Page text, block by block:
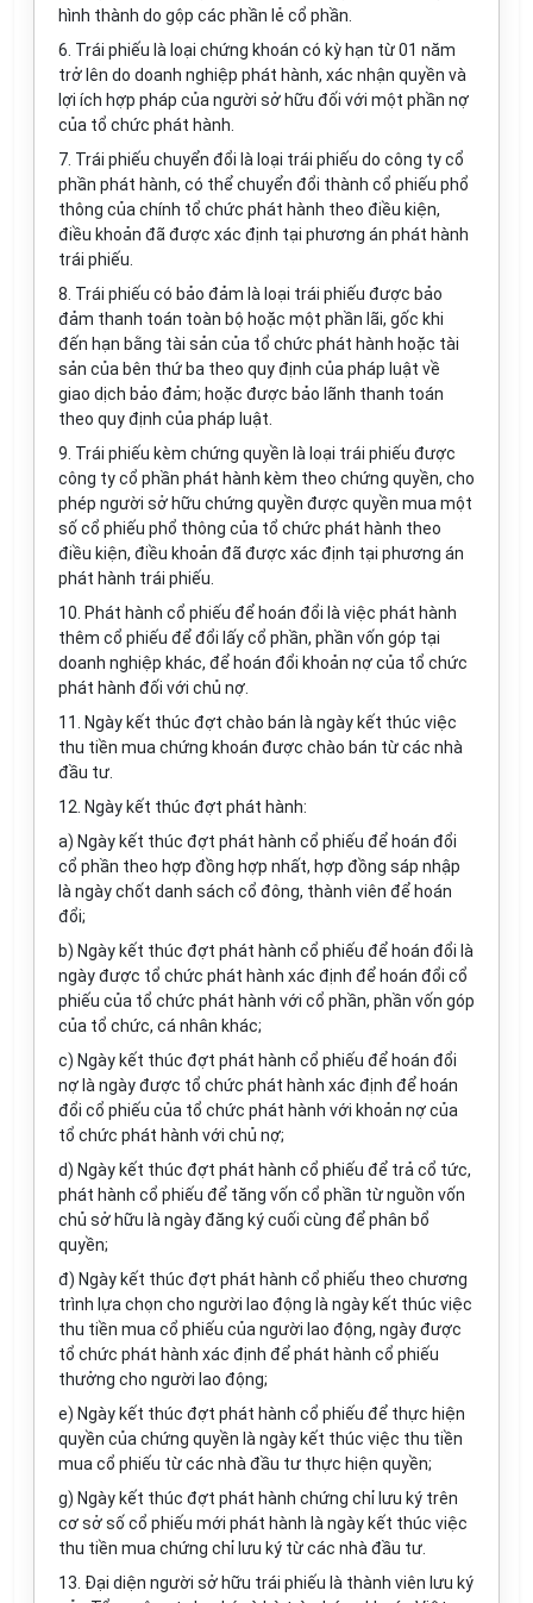
hình thành do gộp các phần lẻ cổ phần.
6. Trái phiếu là loại chứng khoán có kỳ hạn từ 01 năm
trở lên do doanh nghiệp phát hành, xác nhận quyền và
lợi ích hợp pháp của người sở hữu đối với một phần nợ
của tổ chức phát hành.
7. Trái phiếu chuyển đổi là loại trái phiếu do công ty cổ
phần phát hành, có thể chuyển đổi thành cổ phiếu phổ
thông của chính tổ chức phát hành theo điều kiện,
điều khoản đã được xác định tại phương án phát hành
trái phiếu.
8. Trái phiếu có bảo đảm là loại trái phiếu được bảo
đảm thanh toán toàn bộ hoặc một phần lãi, gốc khi
đến hạn bằng tài sản của tổ chức phát hành hoặc tài
sản của bên thứ ba theo quy định của pháp luật về
giao dịch bảo đảm; hoặc được bảo lãnh thanh toán
theo quy định của pháp luật.
9. Trái phiếu kèm chứng quyền là loại trái phiếu được
công ty cổ phần phát hành kèm theo chứng quyền, cho
phép người sở hữu chứng quyền được quyền mua một
số cổ phiếu phổ thông của tổ chức phát hành theo
điều kiện, điều khoản đã được xác định tại phương án
phát hành trái phiếu.
10. Phát hành cổ phiếu để hoán đổi là việc phát hành
thêm cổ phiếu để đổi lấy cổ phần, phần vốn góp tại
doanh nghiệp khác, để hoán đổi khoản nợ của tổ chức
phát hành đối với chủ nợ.
11. Ngày kết thúc đợt chào bán là ngày kết thúc việc
thu tiền mua chứng khoán được chào bán từ các nhà
đầu tư.
12. Ngày kết thúc đợt phát hành:
a) Ngày kết thúc đợt phát hành cổ phiếu để hoán đổi
cổ phần theo hợp đồng hợp nhất, hợp đồng sáp nhập
là ngày chốt danh sách cổ đông, thành viên để hoán
đổi;
b) Ngày kết thúc đợt phát hành cổ phiếu để hoán đổi là
ngày được tổ chức phát hành xác định để hoán đổi cổ
phiếu của tổ chức phát hành với cổ phần, phần vốn góp
của tổ chức, cá nhân khác;
c) Ngày kết thúc đợt phát hành cổ phiếu để hoán đổi
nợ là ngày được tổ chức phát hành xác định để hoán
đổi cổ phiếu của tổ chức phát hành với khoản nợ của
tổ chức phát hành với chủ nợ;
d) Ngày kết thúc đợt phát hành cổ phiếu để trả cổ tức,
phát hành cổ phiếu để tăng vốn cổ phần từ nguồn vốn
chủ sở hữu là ngày đăng ký cuối cùng để phân bổ
quyền;
đ) Ngày kết thúc đợt phát hành cổ phiếu theo chương
trình lựa chọn cho người lao động là ngày kết thúc việc
thu tiền mua cổ phiếu của người lao động, ngày được
tổ chức phát hành xác định để phát hành cổ phiếu
thưởng cho người lao động;
e) Ngày kết thúc đợt phát hành cổ phiếu để thực hiện
quyền của chứng quyền là ngày kết thúc việc thu tiền
mua cổ phiếu từ các nhà đầu tư thực hiện quyền;
g) Ngày kết thúc đợt phát hành chứng chỉ lưu ký trên
cơ sở số cổ phiếu mới phát hành là ngày kết thúc việc
thu tiền mua chứng chỉ lưu ký từ các nhà đầu tư.
13. Đại diện người sở hữu trái phiếu là thành viên lưu ký